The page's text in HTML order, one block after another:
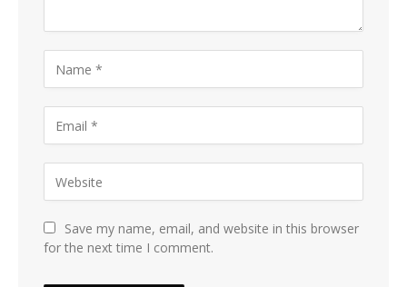
Save my name, email, and website in this browser
for the next time I comment.